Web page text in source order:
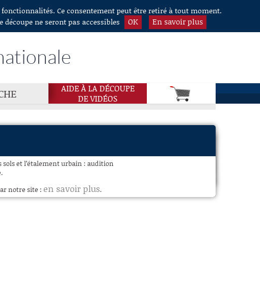
Ce consentement peut être retiré à tout moment.
découpe ne seront pas accessibles
OK En savoir plus
AIDE À LA DÉCOUPE
DE VIDÉOS
et l’étalement urbain : audition
notre site : en savoir plus.